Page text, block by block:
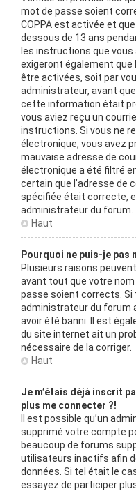
mot de passe soient
COPPA est activée et
dessous de 13 ans
les instructions que
exigeront également
être activées, soit par
administrateur, avant
cette information était
vous aviez reçu un
instructions. Si vous ne
électronique, vous avez
mauvaise adresse de
électronique a été filtré
certain que l’adresse de
spécifiée était correcte,
administrateur du forum.
Haut
Pourquoi ne puis-je pas
Plusieurs raisons
avant tout que votre
passe soient corrects.
administrateur du forum
avoir été banni. Il est
du site internet ait un
nécessaire de la corriger.
Haut
Je m’étais déjà inscrit
plus me connecter ?!
Il est possible qu’un
supprimé votre compte
beaucoup de forums
utilisateurs inactifs afin
données. Si tel était le
essayez de participer